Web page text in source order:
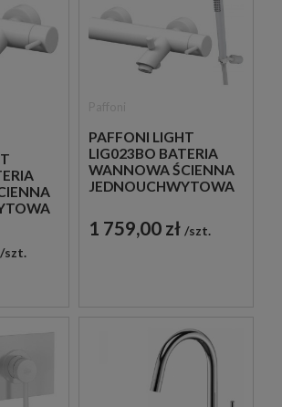
szt.
PAFFONI LIGHT
LIG023BO BATERIA
WANNOWA ŚCIENNA
JEDNOUCHWYTOWA
1 759,00 zł szt.